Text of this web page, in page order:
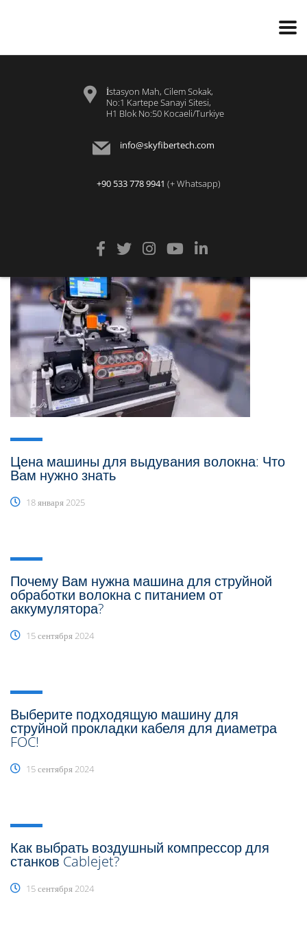
İstasyon Mah, Cilem Sokak,
No:1 Kartepe Sanayi Sitesi,
H1 Blok No:50 Kocaeli/Turkiye
info@skyfibertech.com
+90 533 778 9941 (+ Whatsapp)
Цена машины для выдувания волокна: Что
Вам нужно знать
18 января 2025
Почему Вам нужна машина для струйной
обработки волокна с питанием от
аккумулятора?
15 сентября 2024
Выберите подходящую машину для
струйной прокладки кабеля для диаметра
FOC!
15 сентября 2024
Как выбрать воздушный компрессор для
станков Cablejet?
15 сентября 2024